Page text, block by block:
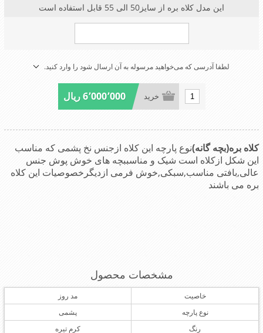
این مدل کلاه بره از سایز50 الی 55 قابل استفاده است
لطفا آدرسی که می‌خواهید مرسوله به آن ارسال شود را وارد کنید.
خرید 6٬000٬000 ریال
کلاه بره(بچه گانه)نوع پارچه این کلاه ازجنس نخ پشمی که مناسب
این شکل ازکلاه است شیک و مناسببچه های خوش پوش جنس
عالی,بافتی مناسب,سبکی,خوش فرمی ازدیگرخصوصیات این کلاه
بره می باشند
مشخصات محصول
خاصیت
مد روز
نوع پارچه
پشمی
رنگ
کرم تیره